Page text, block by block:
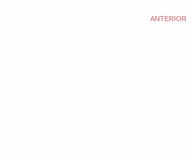
ANTERIOR